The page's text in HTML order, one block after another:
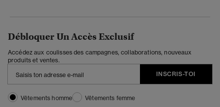
Débloquer Un Accès Exclusif
Accédez aux coulisses des campagnes, collaborations, nouveaux
produits et ventes.
INSCRIS-TOI
Vêtements homme
Vêtements femme